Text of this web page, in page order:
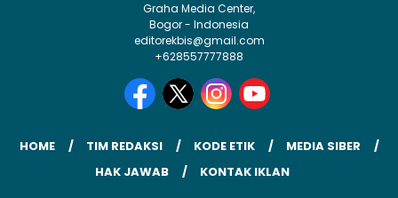
Graha Media Center,
Bogor - Indonesia
editorekbis@gmail.com
+628557777888
HOME TIM REDAKSI KODE ETIK
MEDIA SIBER
HAK JAWAB
KONTAK IKLAN